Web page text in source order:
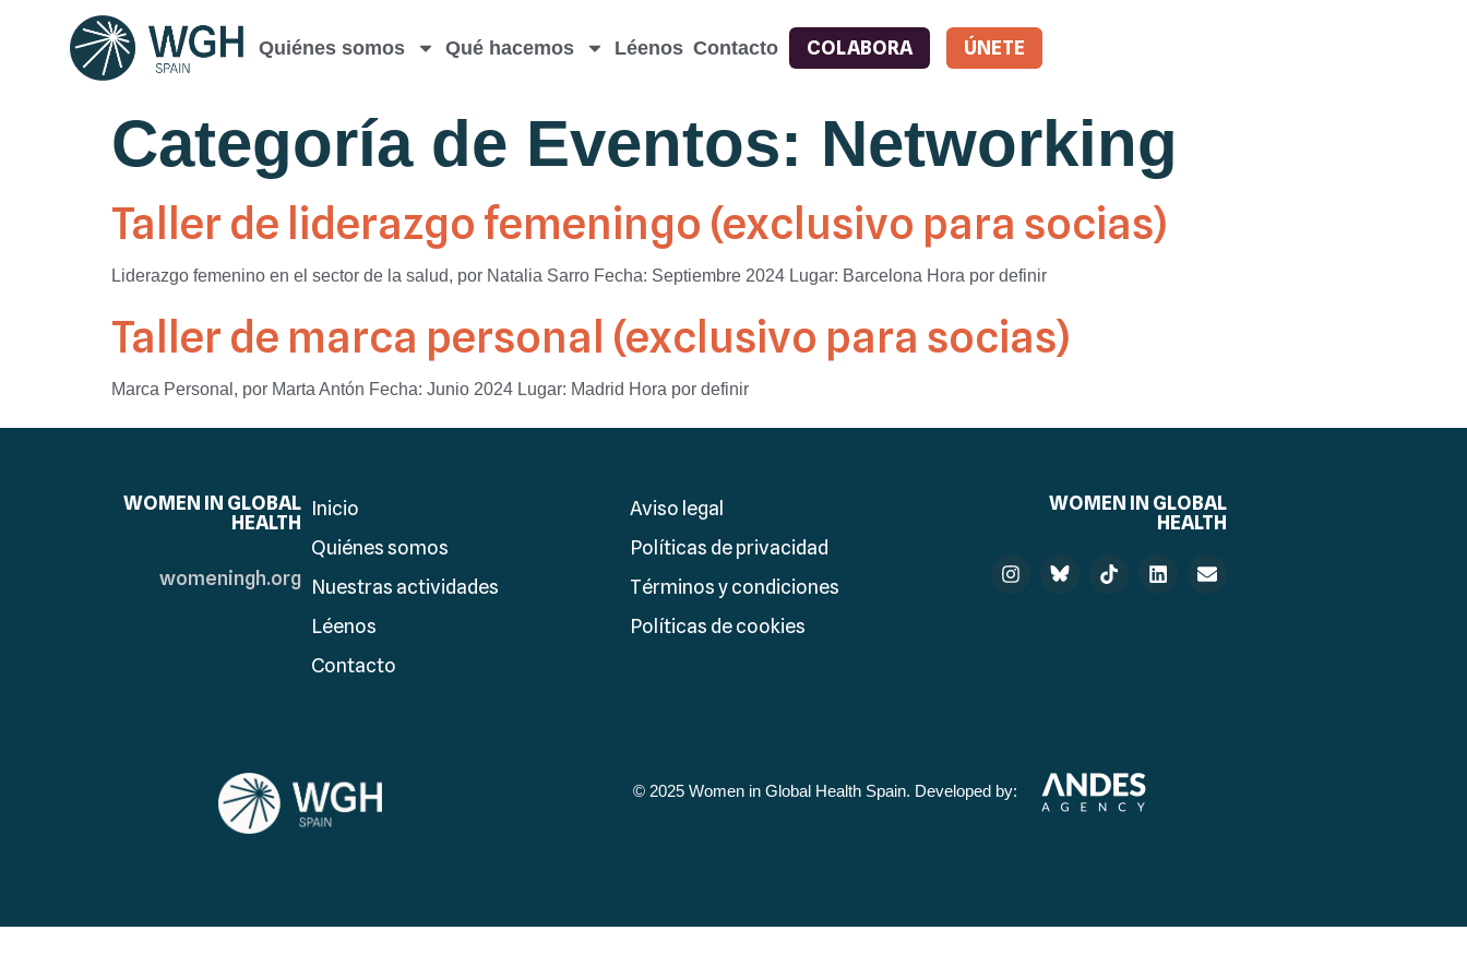
Quiénes somos Qué hacemos Léenos Contacto COLABORA ÚNETE
Categoría de Eventos: Networking
Taller de liderazgo femeningo (exclusivo para socias)
Liderazgo femenino en el sector de la salud, por Natalia Sarro Fecha: Septiembre 2024 Lugar: Barcelona Hora por definir
Taller de marca personal (exclusivo para socias)
Marca Personal, por Marta Antón Fecha: Junio 2024 Lugar: Madrid Hora por definir
WOMEN IN GLOBAL
HEALTH
womeningh.org
Inicio
Quiénes somos
Nuestras actividades
Léenos
Contacto
Aviso legal
Políticas de privacidad
Términos y condiciones
Políticas de cookies
WOMEN IN GLOBAL
HEALTH
© 2025 Women in Global Health Spain. Developed by: